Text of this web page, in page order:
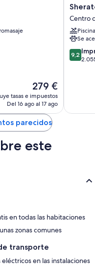
El
precio
actual
de
279 €
279 €
tasas e impuestos
Del 16 ago al 17 ago
Wall
Centre
Centro
de
Centro
Piscina
Se
9.2
sobre
9,2
parecidos
este
en todas las habitaciones
zonas comunes
transporte
en las instalaciones